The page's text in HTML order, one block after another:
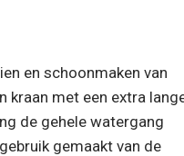
en schoonmaken van
kraan met een extra
de gehele watergang
gemaakt van de